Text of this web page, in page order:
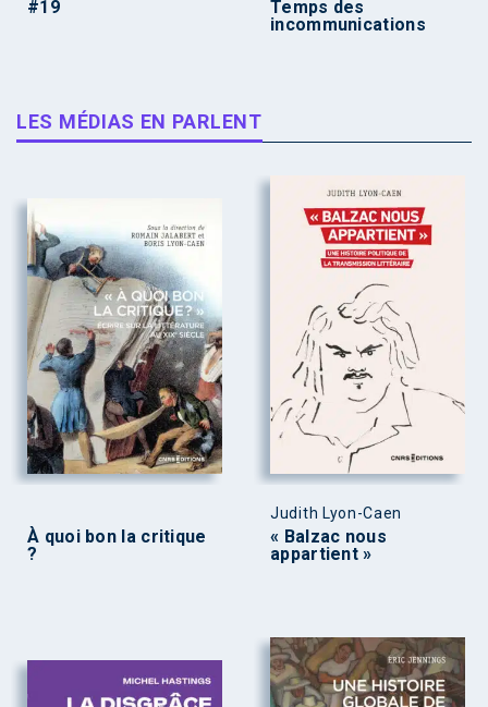
#19
Temps des
incommunications
LES MÉDIAS EN PARLENT
À quoi bon la critique
?
Judith Lyon-Caen
« Balzac nous
appartient »